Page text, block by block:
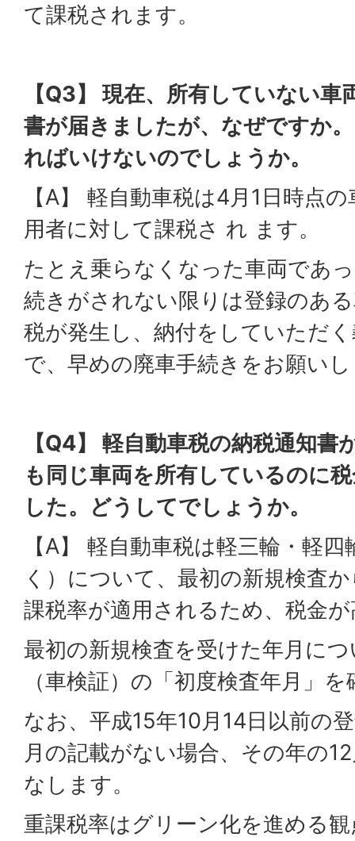
て課税されます。
【Q3】 現在、所有していない
書が届きましたが、なぜですか
ればいけないのでしょうか。
【A】 軽自動車税は4月1日時点
用者に対して課税さ れ ます。
たとえ乗らなくなった車両であ
続きがされない限りは登録のあ
税が発生し、納付をしていただ
で、早めの廃車手続きをお願い
【Q4】 軽自動車税の納税通知
も同じ車両を所有しているのに
した。どうしてでしょうか。
【A】 軽自動車税は軽三輪・軽
く）について、最初の新規検査
課税率が適用されるため、税金
最初の新規検査を受けた年月に
（車検証）の「初度検査年月」
なお、平成15年10月14日以前の
月の記載がない場合、その年の
なします。
重課税率はグリーン化を進める